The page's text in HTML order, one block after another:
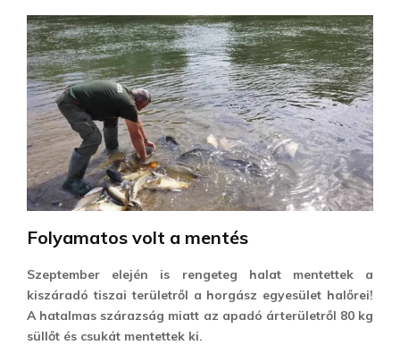
Folyamatos volt a mentés
Szeptember elején is rengeteg halat mentettek a
kiszáradó tiszai területről a horgász egyesület halőrei!
A hatalmas szárazság miatt az apadó árterületről 80 kg
süllőt és csukát mentettek ki.